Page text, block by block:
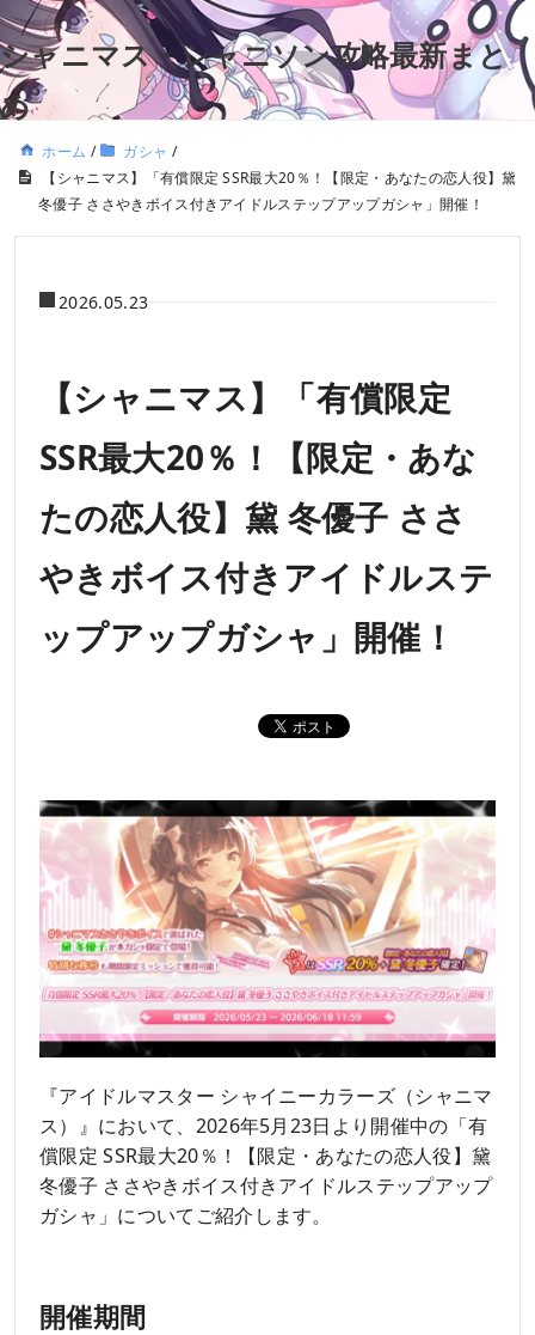
シャニマス・シャニソン攻略最新まと
め
ホーム / ガシャ /
【シャニマス】「有償限定 SSR最大20％！【限定・あなたの恋人役】黛
冬優子 ささやきボイス付きアイドルステップアップガシャ」開催！
2026.05.23
【シャニマス】「有償限定
SSR最大20％！【限定・あな
たの恋人役】黛 冬優子 ささ
やきボイス付きアイドルステ
ップアップガシャ」開催！
『アイドルマスター シャイニーカラーズ（シャニマ
ス）』において、2026年5月23日より開催中の「有
償限定 SSR最大20％！【限定・あなたの恋人役】黛
冬優子 ささやきボイス付きアイドルステップアップ
ガシャ」についてご紹介します。
開催期間